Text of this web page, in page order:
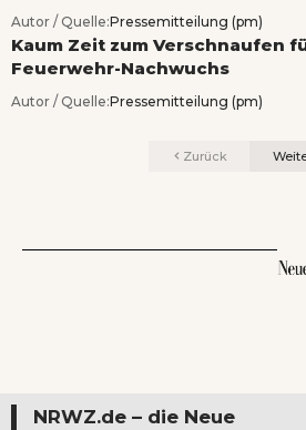
Autor / Quelle:Pressemitteilung (pm)
Kaum Zeit zum Verschnaufen
Feuerwehr-Nachwuchs
Autor / Quelle:Pressemitteilung (pm)
Zurück
NRWZ.de – die Neue